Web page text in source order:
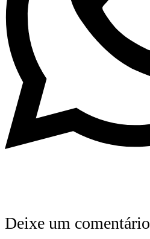
Deixe um comentário